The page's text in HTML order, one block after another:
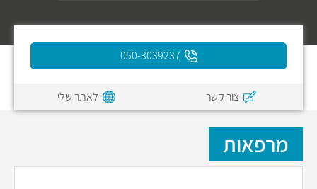
050-3039237
צור קשר לאתר שלי
מרפאות